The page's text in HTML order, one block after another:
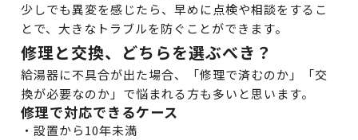
少しでも異変を感じたら、早めに点検や相談をするこ
とで、大きなトラブルを防ぐことができます。
修理と交換、どちらを選ぶべき？
給湯器に不具合が出た場合、「修理で済むのか」「交
換が必要なのか」で悩まれる方も多いと思います。
修理で対応できるケース
・設置から10年未満